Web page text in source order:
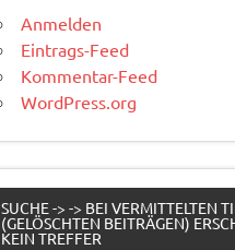
Anmelden
Eintrags-Feed
Kommentar-Feed
WordPress.org
SUCHE -> -> BEI VERMITTELTEN
(GELÖSCHTEN BEITRÄGEN)
KEIN TREFFER